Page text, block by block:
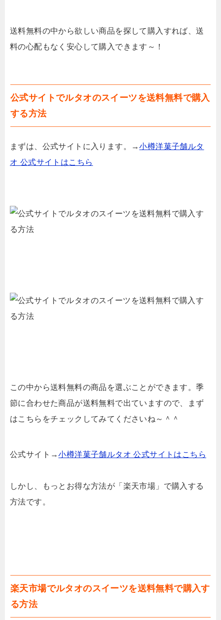
送料無料の中から欲しい商品を探して購入すれば、送
料の心配もなく安心して購入できます～！
公式サイトでルタオのスイーツを送料無料で購入
する方法
まずは、公式サイトに入ります。→小樽洋菓子舗ルタ
オ 公式サイトはこちら
この中から送料無料の商品を選ぶことができます。季
節に合わせた商品が送料無料で出ていますので、まず
はこちらをチェックしてみてくださいね～＾＾
公式サイト→小樽洋菓子舗ルタオ 公式サイトはこちら
しかし、もっとお得な方法が「楽天市場」で購入する
方法です。
楽天市場でルタオのスイーツを送料無料で購入す
る方法